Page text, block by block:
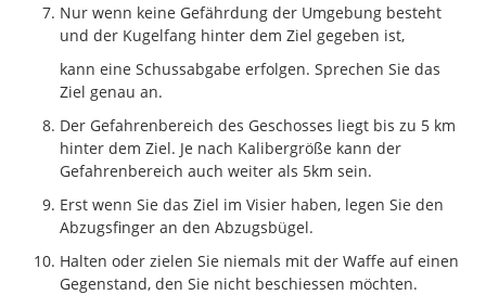
Nur wenn keine Gefährdung der Umgebung besteht
und der Kugelfang hinter dem Ziel gegeben ist,
kann eine Schussabgabe erfolgen. Sprechen Sie das
Ziel genau an.
Der Gefahrenbereich des Geschosses liegt bis zu 5 km
hinter dem Ziel. Je nach Kalibergröße kann der
Gefahrenbereich auch weiter als 5km sein.
Erst wenn Sie das Ziel im Visier haben, legen Sie den
Abzugsfinger an den Abzugsbügel.
Halten oder zielen Sie niemals mit der Waffe auf einen
Gegenstand, den Sie nicht beschiessen möchten.